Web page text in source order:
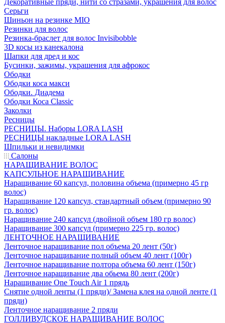
Декоративные пряди, нити со стразами, украшения для волос
Серьги
Шиньон на резинке MIO
Резинки для волос
Резинка-браслет для волос Invisibobble
3D косы из канекалона
Шапки для дред и кос
Бусинки, зажимы, украшения для афрокос
Ободки
Ободки коса макси
Ободки. Диадема
Ободки Коса Classic
Заколки
Ресницы
РЕСНИЦЫ. Наборы LORA LASH
РЕСНИЦЫ накладные LORA LASH
Шпильки и невидимки
Салоны
НАРАЩИВАНИЕ ВОЛОС
КАПСУЛЬНОЕ НАРАЩИВАНИЕ
Наращивание 60 капсул, половина объема (примерно 45 гр
волос)
Наращивание 120 капсул, стандартный объем (примерно 90
гр. волос)
Наращивание 240 капсул (двойной объем 180 гр волос)
Наращивание 300 капсул (примерно 225 гр. волос)
ЛЕНТОЧНОЕ НАРАЩИВАНИЕ
Ленточное наращивание пол объема 20 лент (50г)
Ленточное наращивание полный объем 40 лент (100г)
Ленточное наращивание полтора объема 60 лент (150г)
Ленточное наращивание два обьема 80 лент (200г)
Наращивание One Touch Air 1 прядь
Снятие одной ленты (1 пряди)/ Замена клея на одной ленте (1
пряди)
Ленточное наращивание 2 пряди
ГОЛЛИВУДСКОЕ НАРАЩИВАНИЕ ВОЛОС